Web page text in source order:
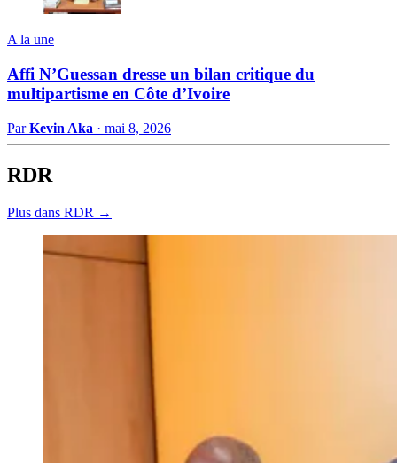
A la une
Affi N’Guessan dresse un bilan critique du
multipartisme en Côte d’Ivoire
ParKevin Aka · mai 8, 2026
RDR
Plus dans RDR →